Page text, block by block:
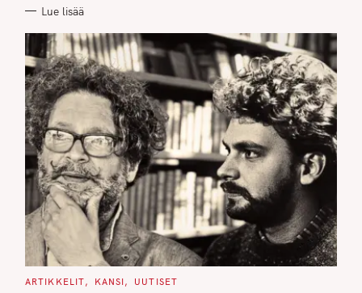
S
Lue lisää
C
ARTIKKELIT KANSI UUTISET